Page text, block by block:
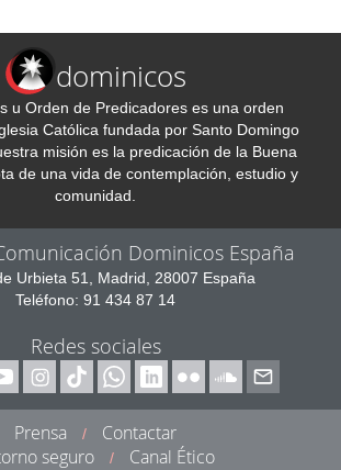
dominicos
u Orden de Predicadores es una orden
Católica fundada por Santo Domingo
misión es la predicación de la Buena
de una vida de contemplación, estudio y
comunidad.
Dominicos España
Urbieta 51, Madrid, 28007 España
Teléfono: 91 434 87 14
Redes sociales
Prensa /
Contactar
seguro
/
Canal Ético